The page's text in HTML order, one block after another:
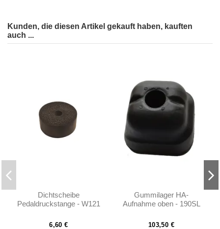
Kunden, die diesen Artikel gekauft haben, kauften
auch ...
Dichtscheibe
Pedaldruckstange - W121
6,60 €
Gummilager HA-
Aufnahme oben - 190SL
103,50 €